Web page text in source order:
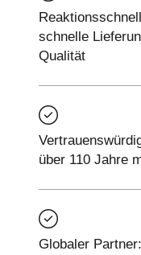
schnelle
Qualität
über 110 Jahre
Globaler